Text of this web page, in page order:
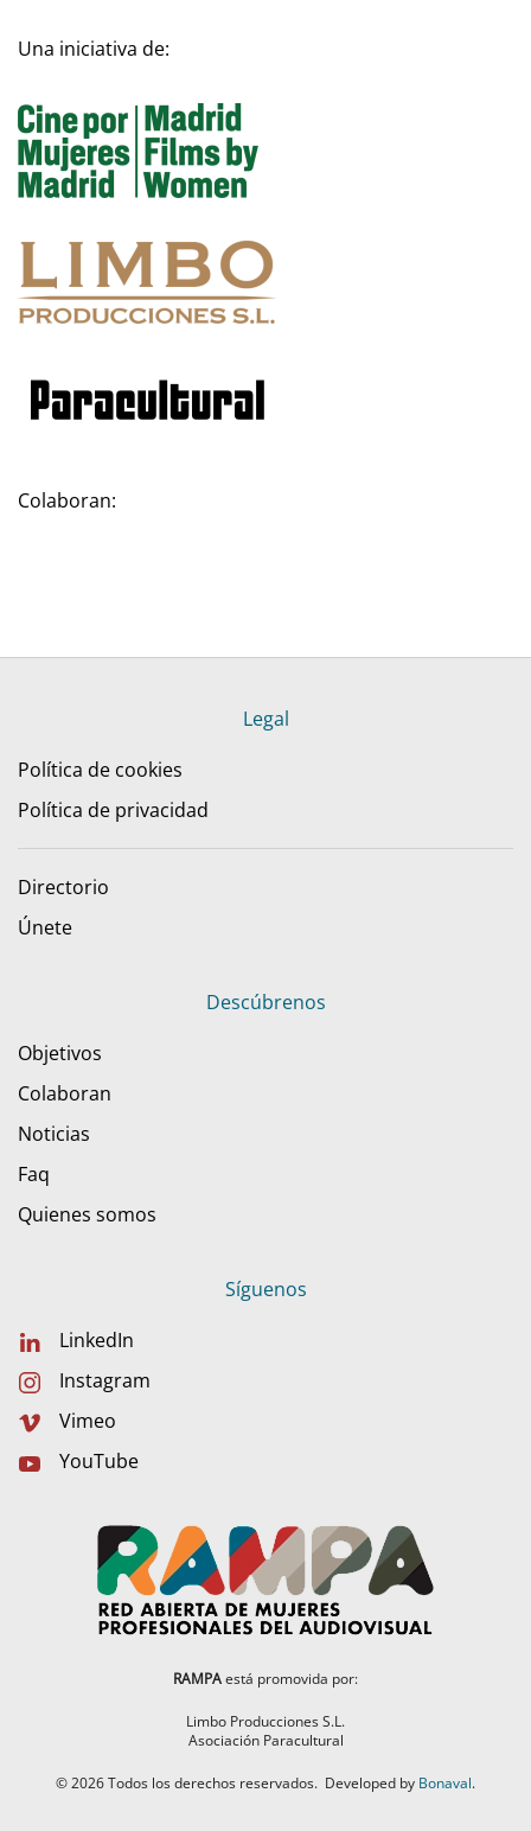
Una iniciativa de:
Colaboran:
Legal
Política de cookies
Política de privacidad
Directorio
Únete
Descúbrenos
Objetivos
Colaboran
Noticias
Faq
Quienes somos
Síguenos
LinkedIn
Instagram
Vimeo
YouTube
RAMPAestá promovida por:
Limbo Producciones S.L.
Asociación Paracultural
©2026Todos los derechos reservados. Developed by Bonaval.